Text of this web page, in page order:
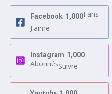
Facebook 1,000Fans
J'aime
Instagram 1,000
AbonnésSuivre